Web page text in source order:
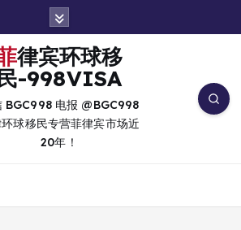
环球移
-998VISA
BGC998 电报 @BGC998
球移民专营菲律宾市场近
20年！